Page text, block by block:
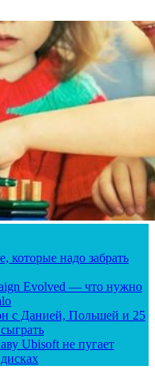
которые надо забрать
Evolved — что нужно
с Данией, Польшей и 25
Ubisoft не пугает